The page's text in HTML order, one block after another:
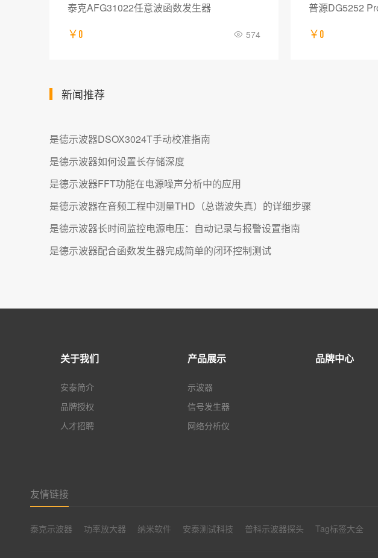
泰克AFG31022任意波函数发生器
￥0 574
普源DG5252
￥0
新闻推荐
是德示波器DSOX3024T手动校准指南
是德示波器如何设置长存储深度
是德示波器FFT功能在电源噪声分析中的应用
是德示波器在音频工程中测量THD（总谐波失真）的详细步骤
是德示波器长时间监控电源电压：自动记录与报警设置指南
是德示波器配合函数发生器完成简单的闭环控制测试
关于我们
安泰简介
品牌授权
人才招聘
产品展示
示波器
信号发生器
网络分析仪
品牌中心
友情链接
泰克示波器 功率放大器 纳米软件 安泰测试科技 普科示波器探头 Tag标签大全